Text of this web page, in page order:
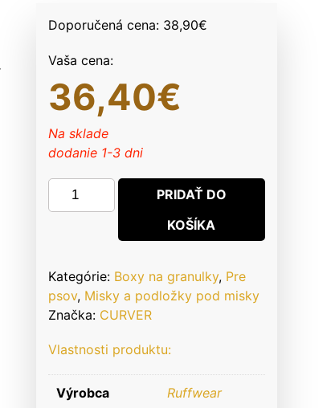
Doporučená cena: 38,90€
Vaša cena:
36,40€
Na sklade
dodanie 1-3 dni
množstvo
CURVER
VZOR
PSY
15L/6KG
PRIDAŤ DO
KOŠÍKA
Kategórie: Boxy na granulky, Pre
psov, Misky a podložky pod misky
Značka: CURVER
Vlastnosti produktu:
Výrobca Ruffwear